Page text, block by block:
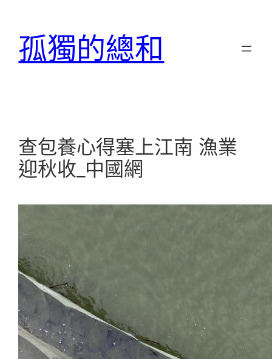
孤獨的總和
查包養心得塞上江南 漁業
迎秋收_中國網